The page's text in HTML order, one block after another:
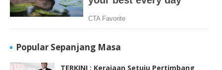
Popular Sepanjang Masa
TERKINI : Kerajaan Setuju Pertimbang